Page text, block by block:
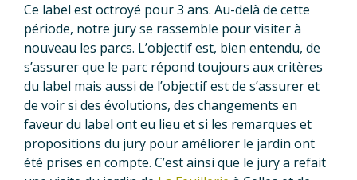
Ce label est octroyé pour 3 ans. Au-delà de cette
période, notre jury se rassemble pour visiter à
nouveau les parcs. L’objectif est, bien entendu, de
s’assurer que le parc répond toujours aux critères
du label mais aussi de l’objectif est de s’assurer et
de voir si des évolutions, des changements en
faveur du label ont eu lieu et si les remarques et
propositions du jury pour améliorer le jardin ont
été prises en compte. C’est ainsi que le jury a refait